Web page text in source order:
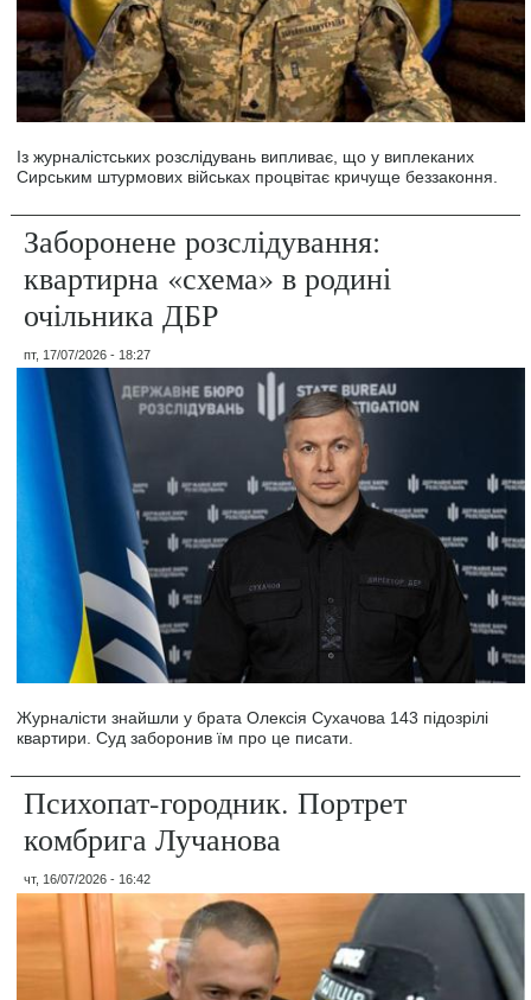
Із журналістських розслідувань випливає, що у виплеканих
Сирським штурмових військах процвітає кричуще беззаконня.
Заборонене розслідування:
квартирна «схема» в родині
очільника ДБР
пт, 17/07/2026 - 18:27
Журналісти знайшли у брата Олексія Сухачова 143 підозрілі
квартири. Суд заборонив їм про це писати.
Психопат-городник. Портрет
комбрига Лучанова
чт, 16/07/2026 - 16:42